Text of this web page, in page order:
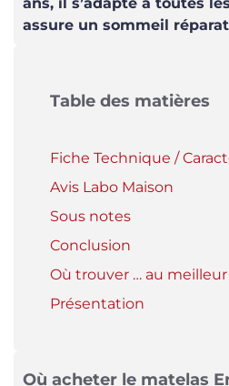
assure un sommeil
Table des matières
Fiche Technique /
Avis Labo Maison
Sous notes
Conclusion
Où trouver … au meilleur
Présentation
Où acheter le matelas